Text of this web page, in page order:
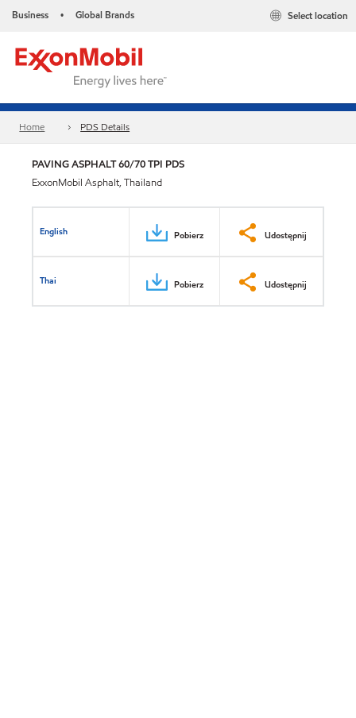
Business • Global Brands Select location
Home PDS Details
PAVING ASPHALT 60/70 TPI PDS
ExxonMobil Asphalt, Thailand
English Pobierz Udostępnij
Thai Pobierz Udostępnij